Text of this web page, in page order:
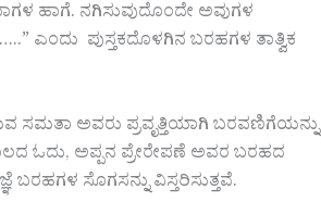
ಹಾಗೆ. ನಗಿಸುವುದೊಂದೇ ಅವುಗಳ
ಎಂದು ಪುಸ್ತಕದೊಳಗಿನ ಬರಹಗಳ ತಾತ್ವಿಕ
ಸಮತಾ ಅವರು ಪ್ರವೃತ್ತಿಯಾಗಿ ಬರವಣಿಗೆಯನ್ನು
ಓದು, ಅಪ್ಪನ ಪ್ರೇರೇಪಣೆ ಅವರ ಬರಹದ
ಸೊಗಸನ್ನು ವಿಸ್ತರಿಸುತ್ತವೆ.